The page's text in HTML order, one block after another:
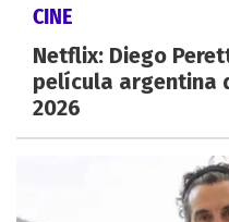
CINE
Netflix: Diego
película argentina
2026